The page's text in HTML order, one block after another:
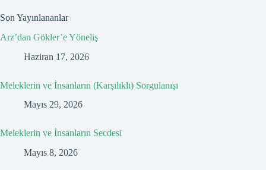
Son Yayınlananlar
Arz’dan Gökler’e Yöneliş
Haziran 17, 2026
Meleklerin ve İnsanların (Karşılıklı) Sorgulanışı
Mayıs 29, 2026
Meleklerin ve İnsanların Secdesi
Mayıs 8, 2026